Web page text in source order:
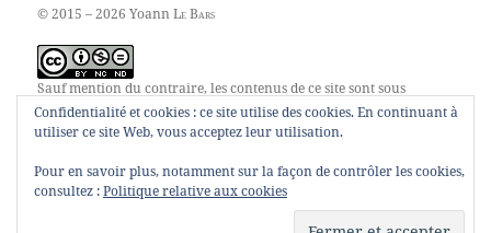
© 2015 – 2026 YoannLe Bars
Sauf mention du contraire, les contenus de ce site sont sous
contratCreative Commons Attribution – Pas d’utilisation
commerciale – Pas de modification 4.0 internationale
Confidentialité et cookies : ce site utilise des cookies. En continuant à
utiliser ce site Web, vous acceptez leur utilisation.
Pour en savoir plus, notamment sur la façon de contrôler les cookies,
consultez :Politique relative aux cookies